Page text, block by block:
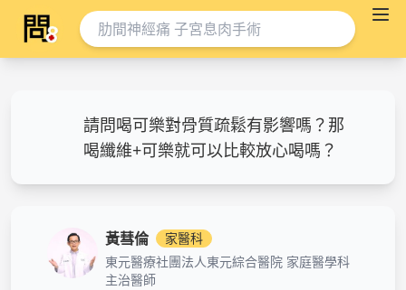
請問喝可樂對骨質疏鬆有影響嗎？那
喝纖維+可樂就可以比較放心喝嗎？
黃彗倫
家醫科
東元醫療社團法人東元綜合醫院 家庭醫學科
主治醫師